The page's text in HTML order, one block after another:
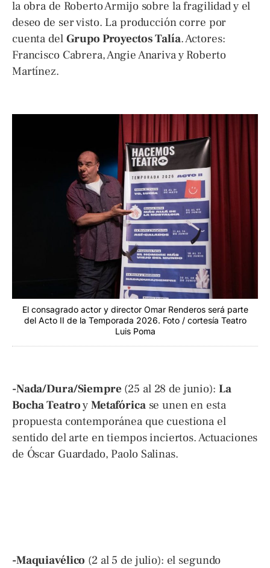
la obra de Roberto Armijo sobre la fragilidad y el
deseo de ser visto. La producción corre por
cuenta del Grupo Proyectos Talía. Actores:
Francisco Cabrera, Angie Anariva y Roberto
Martínez.
El consagrado actor y director Omar Renderos será parte
del Acto II de la Temporada 2026. Foto / cortesía Teatro
Luis Poma
-Nada/Dura/Siempre (25 al 28 de junio): La
Bocha TeatroyMetafóricase unen en esta
propuesta contemporánea que cuestiona el
sentido del arte en tiempos inciertos. Actuaciones
de Óscar Guardado, Paolo Salinas.
-Maquiavélico (2 al 5 de julio): el segundo